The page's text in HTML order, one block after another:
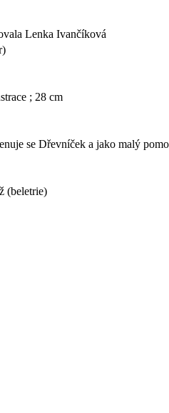
Lenka Ivančíková
; 28 cm
se Dřevníček a jako malý
(beletrie)